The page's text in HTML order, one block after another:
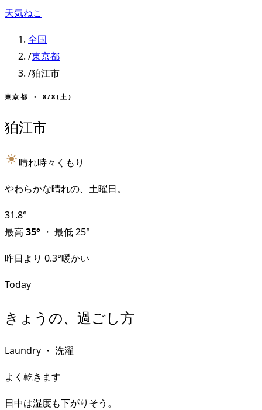
天気ねこ
全国
/東京都
/狛江市
東京都 ・ 8/8(土)
狛江市
晴れ時々くもり
やわらかな晴れの、土曜日。
31.8°
最高 35° ・ 最低25°
昨日より 0.3°暖かい
Today
きょうの、過ごし方
Laundry ・ 洗濯
よく乾きます
日中は湿度も下がりそう。